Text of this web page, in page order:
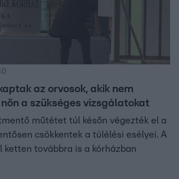
az orvosok, akik nem
a szükséges vizsgálatokat
műtétet túl későn végezték el a
csökkentek a túlélési esélyei. A
ketten továbbra is a kórházban